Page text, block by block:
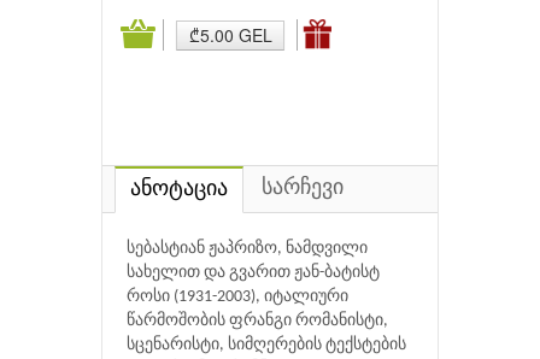
₾5.00 GEL
ანოტაცია სარჩევი
სებასტიან ჟაპრიზო, ნამდვილი
სახელით და გვარით ჟან-ბატისტ
როსი (1931-2003), იტალიური
წარმოშობის ფრანგი რომანისტი,
სცენარისტი, სიმღერების ტექსტების